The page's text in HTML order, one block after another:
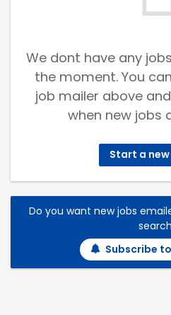
We dont have any
the moment. You
job mailer above
when new jobs
Start a
Do you want new jobs
Subscribe